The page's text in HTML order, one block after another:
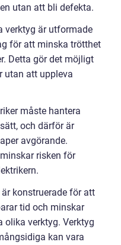
utan att bli defekta.
verktyg är utformade
för att minska trötthet
Detta gör det möjligt
utan att uppleva
måste hantera
och därför är
avgörande.
risken för
konstruerade för att
tid och minskar
olika verktyg. Verktyg
kan vara